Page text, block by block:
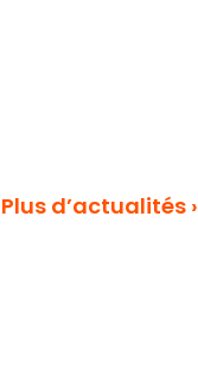
Plus d’actualités ›